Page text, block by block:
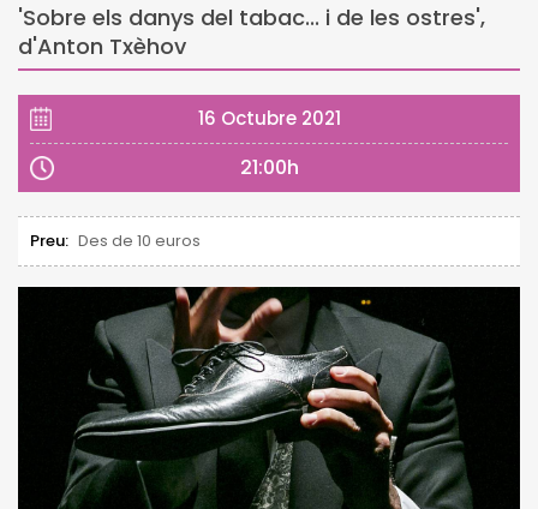
'Sobre els danys del tabac... i de les ostres',
d'Anton Txèhov
16 Octubre 2021
21:00h
Preu: Des de 10 euros